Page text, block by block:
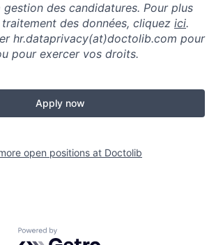
des candidatures. Pour plus
des données, cliquez ici.
hr.dataprivacy(at)doctolib.com pour
pour exercer vos droits.
Apply now
open positions at Doctolib
Powered by Getro.com